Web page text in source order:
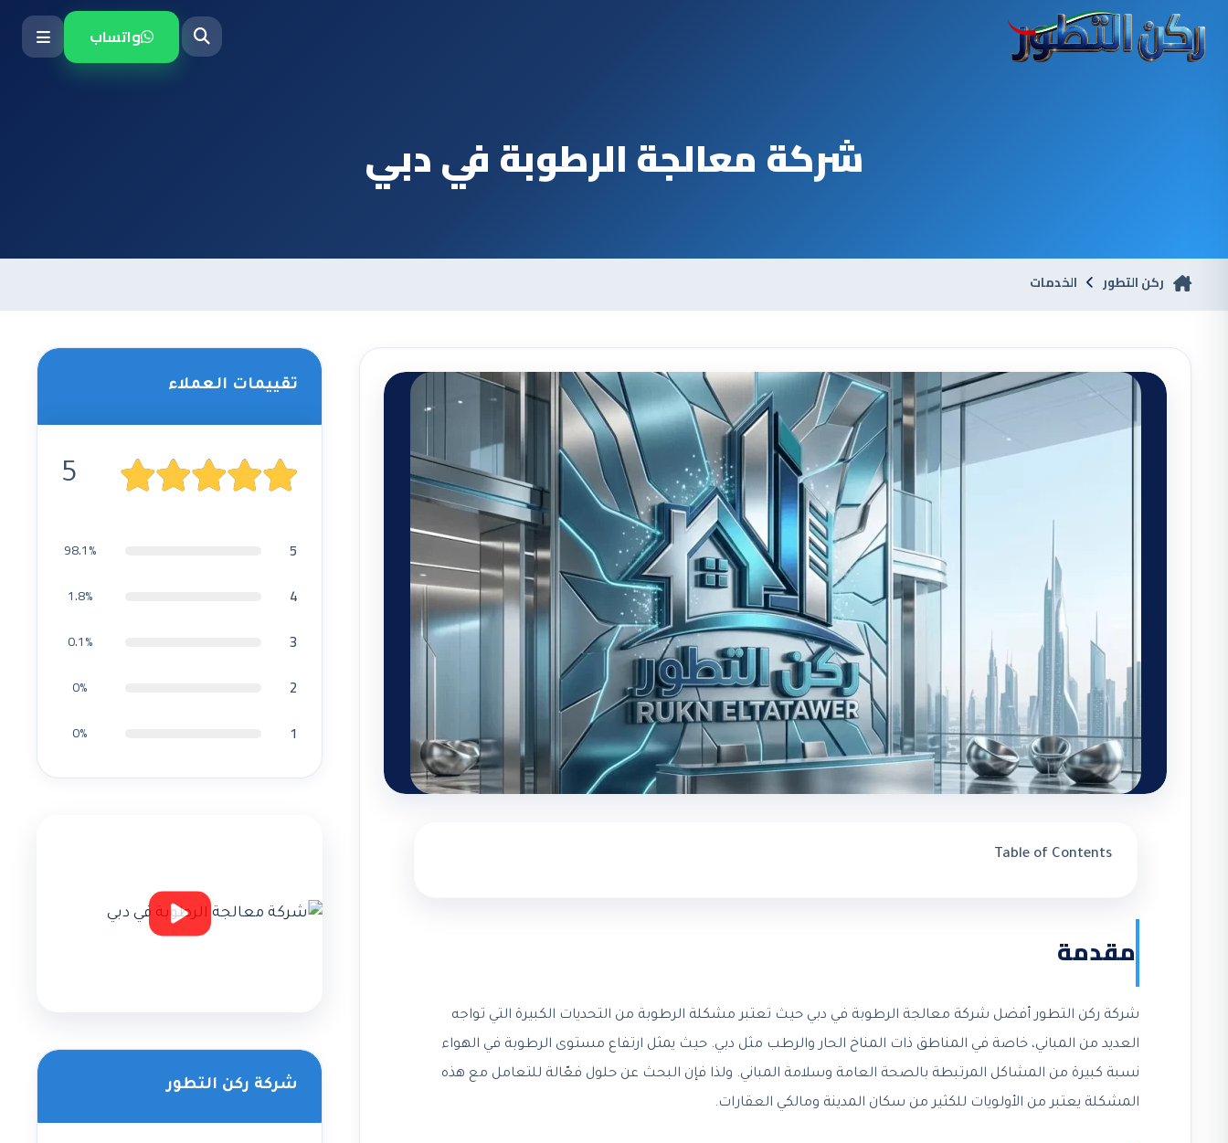
واتساب
شركة معالجة الرطوبة في دبي
ركن التطور الخدمات
Table of Contents
مقدمة
شركة ركن التطور أفضل شركة معالجة الرطوبة في دبي حيث تعتبر مشكلة الرطوبة من التحديات الكبيرة التي تواجه
العديد من المباني، خاصة في المناطق ذات المناخ الحار والرطب مثل دبي. حيث يمثل ارتفاع مستوى الرطوبة في الهواء
نسبة كبيرة من المشاكل المرتبطة بالصحة العامة وسلامة المباني. ولذا فإن البحث عن حلول فعّالة للتعامل مع هذه
المشكلة يعتبر من الأولويات للكثير من سكان المدينة ومالكي العقارات.
تقييمات العملاء
5
5
98.1%
4
1.8%
3
0.1%
2
0%
1
0%
شركة ركن التطور